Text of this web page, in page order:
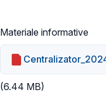
Materiale informative
(6.44 MB)